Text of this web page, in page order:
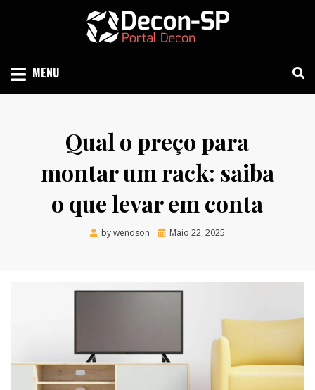
MENU
Qual o preço para
montar um rack: saiba
o que levar em conta
bywendson
Posted
Maio 22, 2025